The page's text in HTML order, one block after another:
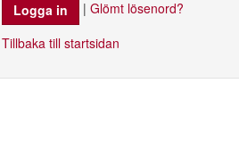
| Glömt lösenord?
Tillbaka till startsidan